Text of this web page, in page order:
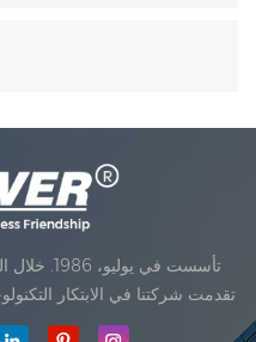
حققت شركتنا هدف الجودة